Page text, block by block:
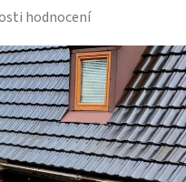
hodnocení